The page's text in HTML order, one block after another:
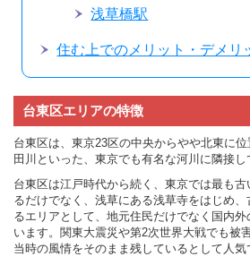
浅草橋駅
住む上でのメリット・デメリ
台東区エリアの特徴
台東区は、東京23区の中央からやや北東に
田川といった、東京でも有名な河川に隣接し
台東区は江戸時代から続く、東京では最も
るだけでなく、浅草にある浅草寺をはじめ
るエリアとして、地元住民だけでなく国内
います。関東大震災や第2次世界大戦でも被
当時の風情をそのまま残しているとして人気